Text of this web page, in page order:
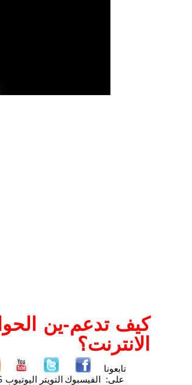
كيف تدعم-ين
الانترنت؟
تابعونا
على: الفيسبوك التويتر اليوتيوب